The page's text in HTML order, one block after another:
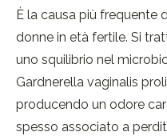
È la causa più frequente
donne in età fertile. Si
uno squilibrio nel
Gardnerella vaginalis
producendo un odore
spesso associato a